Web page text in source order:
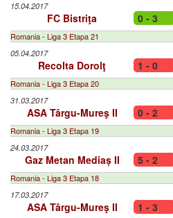
15.04.2017
FC Bistriţa 0 - 3
Romania - Liga 3 Etapa 21
05.04.2017
Recolta Dorolţ 1 - 0
Romania - Liga 3 Etapa 20
31.03.2017
ASA Târgu-Mureş II 0 - 2
Romania - Liga 3 Etapa 19
24.03.2017
Gaz Metan Mediaș II 5 - 2
Romania - Liga 3 Etapa 18
17.03.2017
ASA Târgu-Mureş II 1 - 3